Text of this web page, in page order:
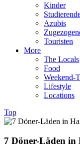
Kinder
Azubis
Touristen
More
The Locals
Food
Weekend-
Lifestyle
Locations
Top
7 Döner-Läden in